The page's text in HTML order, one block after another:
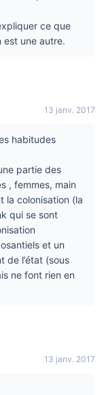
ce que
est une autre.
13 janv. 2017
habitudes
partie des
, femmes, main
la colonisation (la
qui se sont
et un
de l’état (sous
ne font rien en
13 janv. 2017